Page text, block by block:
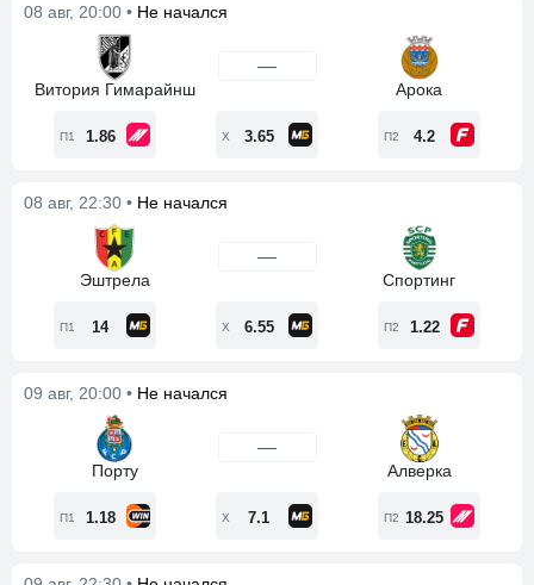
08 авг, 20:00 • Не начался
Витория Гимарайнш
—
Арока
П1 1.86 Х 3.65 П2 4.2
08 авг, 22:30 • Не начался
Эштрела
—
Спортинг
П1 14 Х 6.55 П2 1.22
09 авг, 20:00 • Не начался
Порту
—
Алверка
П1 1.18 Х 7.1 П2 18.25